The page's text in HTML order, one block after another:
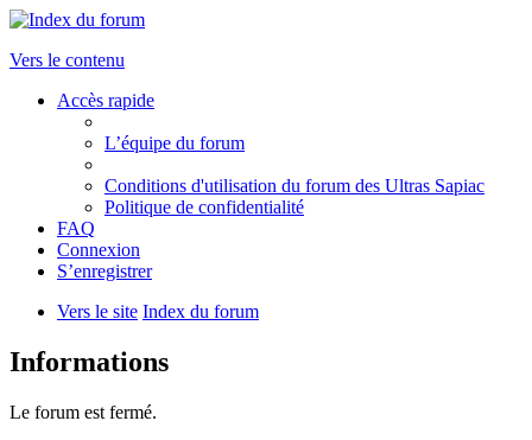
Vers le contenu
Accès rapide
L’équipe du forum
Conditions d'utilisation du forum des Ultras Sapiac
Politique de confidentialité
FAQ
Connexion
S’enregistrer
Vers le site Index du forum
Informations
Le forum est fermé.